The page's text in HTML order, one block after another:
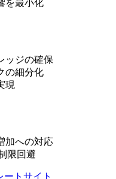
を最小化
ッジの確保
の細分化
現
加への対応
限回避
ートサイト